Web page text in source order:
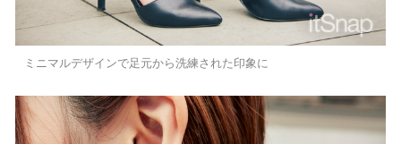
ミニマルデザインで足元から洗練された印象に